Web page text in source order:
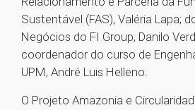
Sustentável (FAS), Valéria Lapa;
Negócios do FI Group, Danilo
coordenador do curso de
UPM, André Luis Helleno.
O Projeto Amazonia e